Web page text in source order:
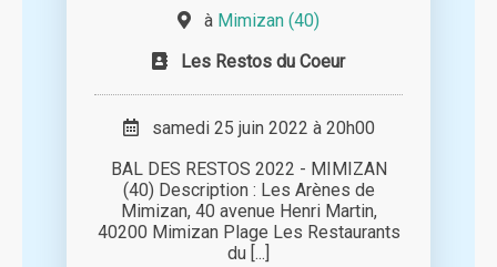
à Mimizan (40)
Les Restos du Coeur
samedi 25 juin 2022 à 20h00
BAL DES RESTOS 2022 - MIMIZAN
(40) Description : Les Arènes de
Mimizan, 40 avenue Henri Martin,
40200 Mimizan Plage Les Restaurants
du [...]